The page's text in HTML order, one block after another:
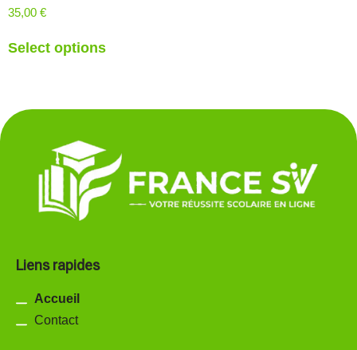
35,00 €
Select options
Liens rapides
Accueil
Contact